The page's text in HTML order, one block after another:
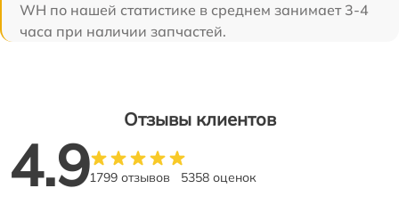
WH по нашей статистике в среднем занимает 3-4
часа при наличии запчастей.
Отзывы клиентов
4.91799 отзывов 5358 оценок